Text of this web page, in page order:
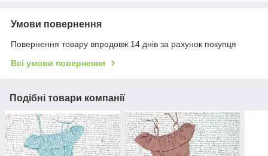
Умови повернення
Повернення товару впродовж 14 днів за рахунок покупця
Всі умови повернення
Подібні товари компанії